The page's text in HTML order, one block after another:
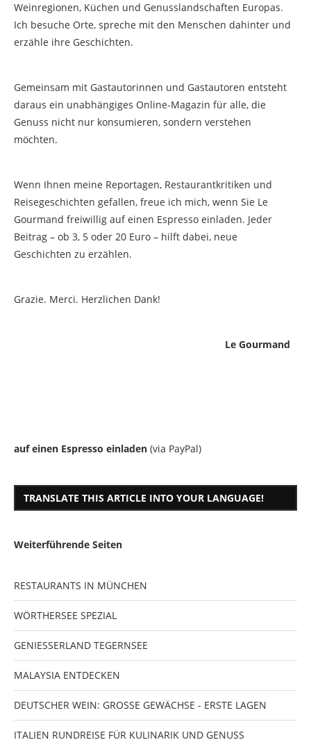
Weinregionen, Küchen und Genusslandschaften Europas.
Ich besuche Orte, spreche mit den Menschen dahinter und
erzähle ihre Geschichten.
Gemeinsam mit Gastautorinnen und Gastautoren entsteht
daraus ein unabhängiges Online-Magazin für alle, die
Genuss nicht nur konsumieren, sondern verstehen
möchten.
Wenn Ihnen meine Reportagen, Restaurantkritiken und
Reisegeschichten gefallen, freue ich mich, wenn Sie Le
Gourmand freiwillig auf einen Espresso einladen. Jeder
Beitrag – ob 3, 5 oder 20 Euro – hilft dabei, neue
Geschichten zu erzählen.
Grazie. Merci. Herzlichen Dank!
Le Gourmand
auf einen Espresso einladen (via PayPal)
TRANSLATE THIS ARTICLE INTO YOUR LANGUAGE!
Weiterführende Seiten
RESTAURANTS IN MÜNCHEN
WÖRTHERSEE SPEZIAL
GENIESSERLAND TEGERNSEE
MALAYSIA ENTDECKEN
DEUTSCHER WEIN: GROSSE GEWÄCHSE - ERSTE LAGEN
ITALIEN RUNDREISE FÜR KULINARIK UND GENUSS